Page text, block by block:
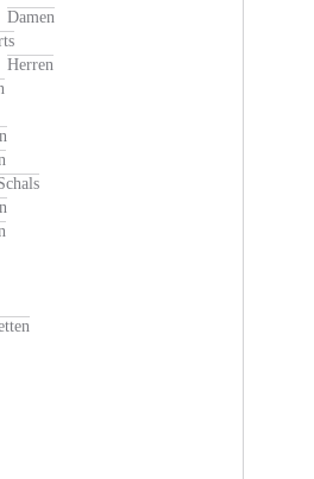
Damen
Herren